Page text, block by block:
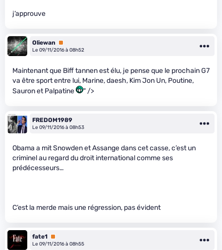
j’approuve
Oliewan
Premium
Le 09/11/2016 à 08h52
Maintenant que Biff tannen est élu, je pense que le prochain G7
va être sport entre lui, Marine, daesh, Kim Jon Un, Poutine,
Sauron et Palpatine
" />
FREDOM1989
Le 09/11/2016 à 08h53
Obama a mit Snowden et Assange dans cet casse, c’est un
criminel au regard du droit international comme ses
prédécesseurs…
C’est la merde mais une régression, pas évident
fate1 Premium
Le 09/11/2016 à 08h55